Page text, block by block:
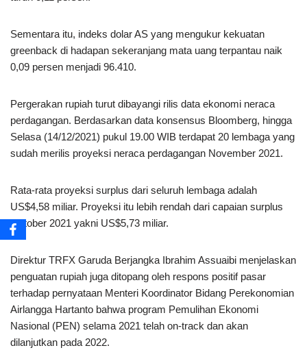
Sementara itu, indeks dolar AS yang mengukur kekuatan
greenback di hadapan sekeranjang mata uang terpantau naik
0,09 persen menjadi 96.410.
Pergerakan rupiah turut dibayangi rilis data ekonomi neraca
perdagangan. Berdasarkan data konsensus Bloomberg, hingga
Selasa (14/12/2021) pukul 19.00 WIB terdapat 20 lembaga yang
sudah merilis proyeksi neraca perdagangan November 2021.
Rata-rata proyeksi surplus dari seluruh lembaga adalah
US$4,58 miliar. Proyeksi itu lebih rendah dari capaian surplus
Oktober 2021 yakni US$5,73 miliar.
Direktur TRFX Garuda Berjangka Ibrahim Assuaibi menjelaskan
penguatan rupiah juga ditopang oleh respons positif pasar
terhadap pernyataan Menteri Koordinator Bidang Perekonomian
Airlangga Hartanto bahwa program Pemulihan Ekonomi
Nasional (PEN) selama 2021 telah on-track dan akan
dilanjutkan pada 2022.